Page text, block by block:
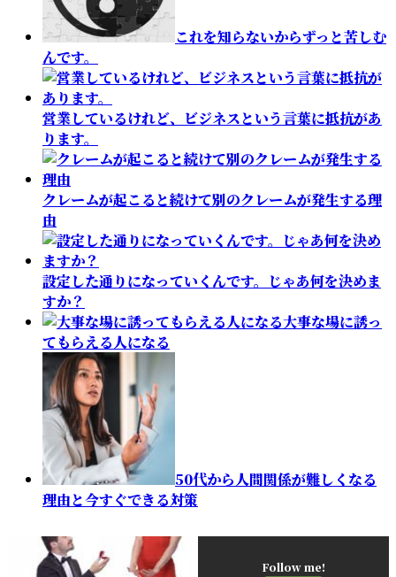
これを知らないからずっと苦しむ
んです。
営業しているけれど、ビジネスという言葉に抵抗があ
ります。
クレームが起こると続けて別のクレームが発生する理
由
設定した通りになっていくんです。じゃあ何を決めま
すか？
大事な場に誘っ
てもらえる人になる
50代から人間関係が難しくなる
理由と今すぐできる対策
Follow me!